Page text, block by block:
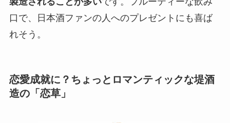
口で、日本酒ファンの人へのプレゼントにも喜ば
れそう。
恋愛成就に？ちょっとロマンティックな堤酒
造の「恋草」